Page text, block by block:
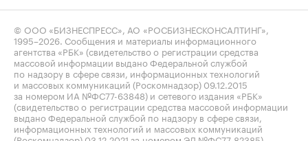
© ООО «БИЗНЕСПРЕСС», АО «РОСБИЗНЕСКОНСАЛТИНГ»,
1995–2026 . Сообщения и материалы информационного
агентства «РБК» (свидетельство о регистрации средства
массовой информации выдано Федеральной службой
по надзору в сфере связи, информационных технологий
и массовых коммуникаций (Роскомнадзор) 09.12.2015
за номером ИА №ФС77-63848) и сетевого издания «РБК»
(свидетельство о регистрации средства массовой информации
выдано Федеральной службой по надзору в сфере связи,
информационных технологий и массовых коммуникаций